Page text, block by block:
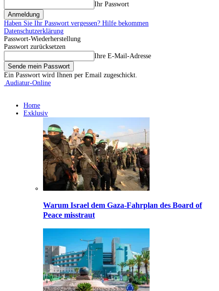
Ihr Passwort
Haben Sie Ihr Passwort vergessen? Hilfe bekommen
Datenschutzerklärung
Passwort-Wiederherstellung
Passwort zurücksetzen
Ihre E-Mail-Adresse
Ein Passwort wird Ihnen per Email zugeschickt.
Audiatur-Online
Home
Exklusiv
Warum Israel dem Gaza-Fahrplan des Board of
Peace misstraut